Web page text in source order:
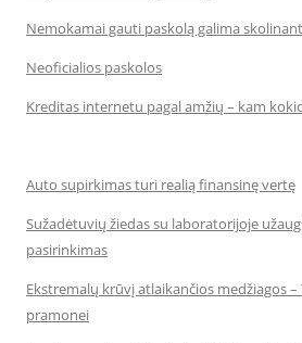
Nemokamai gauti paskolą galima
Neoficialios paskolos
Kreditas internetu pagal amžių – kam
Auto supirkimas turi realią finansinę vertę
Sužadėtuvių žiedas su laboratorijoje
pasirinkimas
Ekstremalų krūvį atlaikančios medžiagos
pramonei